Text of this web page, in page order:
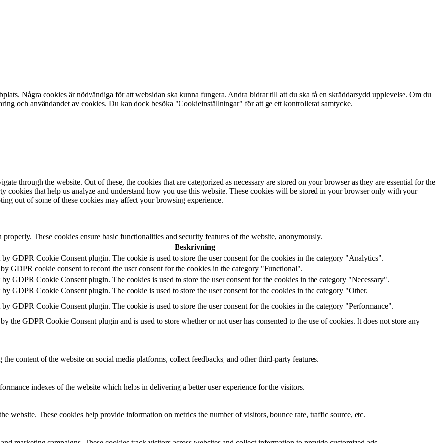
Några cookies är nödvändiga för att websidan ska kunna fungera. Andra bidrar till att du ska få en skräddarsydd upplevelse. Om du
och användandet av cookies. Du kan dock besöka "Cookieinställningar" för att ge ett kontrollerat samtycke.
through the website. Out of these, the cookies that are categorized as necessary are stored on your browser as they are essential for the
cookies that help us analyze and understand how you use this website. These cookies will be stored in your browser only with your
out of some of these cookies may affect your browsing experience.
These cookies ensure basic functionalities and security features of the website, anonymously.
Beskrivning
by GDPR Cookie Consent plugin. The cookie is used to store the user consent for the cookies in the category "Analytics".
GDPR cookie consent to record the user consent for the cookies in the category "Functional".
GDPR Cookie Consent plugin. The cookies is used to store the user consent for the cookies in the category "Necessary".
by GDPR Cookie Consent plugin. The cookie is used to store the user consent for the cookies in the category "Other.
by GDPR Cookie Consent plugin. The cookie is used to store the user consent for the cookies in the category "Performance".
the GDPR Cookie Consent plugin and is used to store whether or not user has consented to the use of cookies. It does not store any
content of the website on social media platforms, collect feedbacks, and other third-party features.
indexes of the website which helps in delivering a better user experience for the visitors.
website. These cookies help provide information on metrics the number of visitors, bounce rate, traffic source, etc.